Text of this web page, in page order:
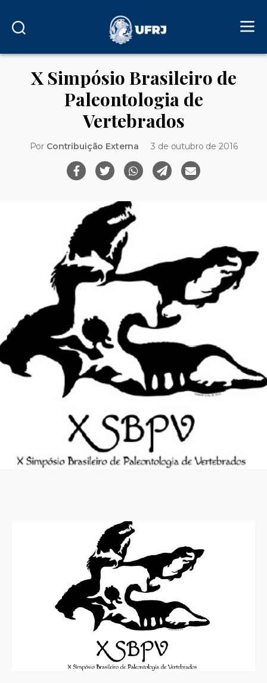
X Simpósio Brasileiro de
Paleontologia de
Vertebrados
Por Contribuição Externa 3 de outubro de 2016